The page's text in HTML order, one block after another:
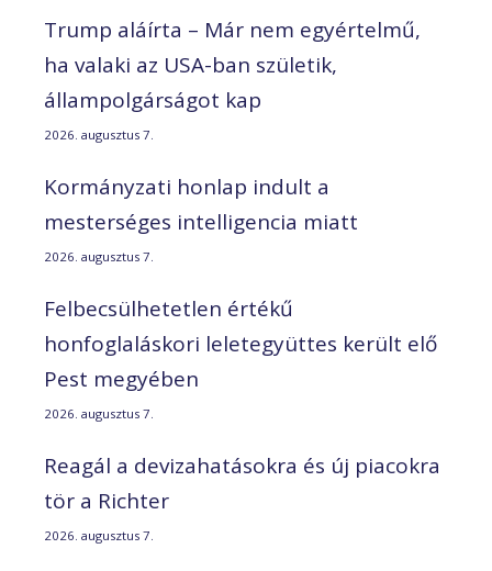
Trump aláírta – Már nem egyértelmű,
ha valaki az USA-ban születik,
állampolgárságot kap
2026. augusztus 7.
Kormányzati honlap indult a
mesterséges intelligencia miatt
2026. augusztus 7.
Felbecsülhetetlen értékű
honfoglaláskori leletegyüttes került elő
Pest megyében
2026. augusztus 7.
Reagál a devizahatásokra és új piacokra
tör a Richter
2026. augusztus 7.